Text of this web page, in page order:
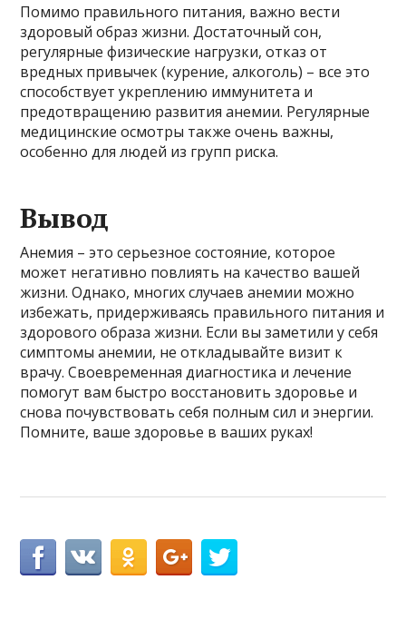
Помимо правильного питания, важно вести
здоровый образ жизни. Достаточный сон,
регулярные физические нагрузки, отказ от
вредных привычек (курение, алкоголь) – все это
способствует укреплению иммунитета и
предотвращению развития анемии. Регулярные
медицинские осмотры также очень важны,
особенно для людей из групп риска.
Вывод
Анемия – это серьезное состояние, которое
может негативно повлиять на качество вашей
жизни. Однако, многих случаев анемии можно
избежать, придерживаясь правильного питания и
здорового образа жизни. Если вы заметили у себя
симптомы анемии, не откладывайте визит к
врачу. Своевременная диагностика и лечение
помогут вам быстро восстановить здоровье и
снова почувствовать себя полным сил и энергии.
Помните, ваше здоровье в ваших руках!